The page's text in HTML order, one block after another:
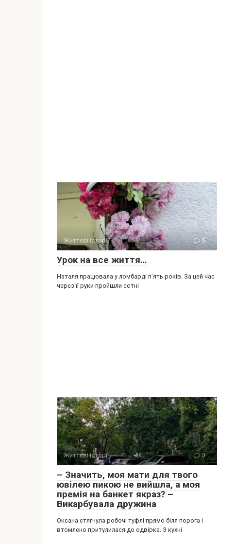
Життєві історії 0
Урок на все життя…
Наталя працювала у ломбарді п’ять років. За цей час
через її руки пройшли сотні
Життєві історії 0
– Значить, моя мати для твого
ювілею пикою не вийшла, а моя
премія на банкет якраз? –
Викарбувала дружина
Оксана стягнула робочі туфлі прямо біля порога і
втомлено притулилася до одвірка. З кухні